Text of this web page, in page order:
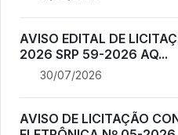
AVISO EDITAL DE
2026 SRP 59-2026 AQ...
30/07/2026
AVISO DE LICITAÇÃO